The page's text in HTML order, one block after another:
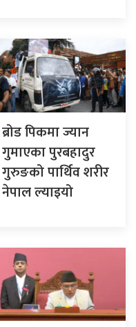
ब्रोड पिकमा ज्यान
गुमाएका पुरबहादुर
गुरुङको पार्थिव शरीर
नेपाल ल्याइयो